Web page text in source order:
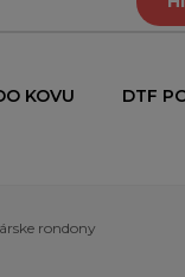
KOVU DTF
rondony